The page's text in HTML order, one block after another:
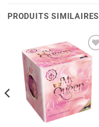
PRODUITS SIMILAIRES
Ajouter
à la liste
souhaits